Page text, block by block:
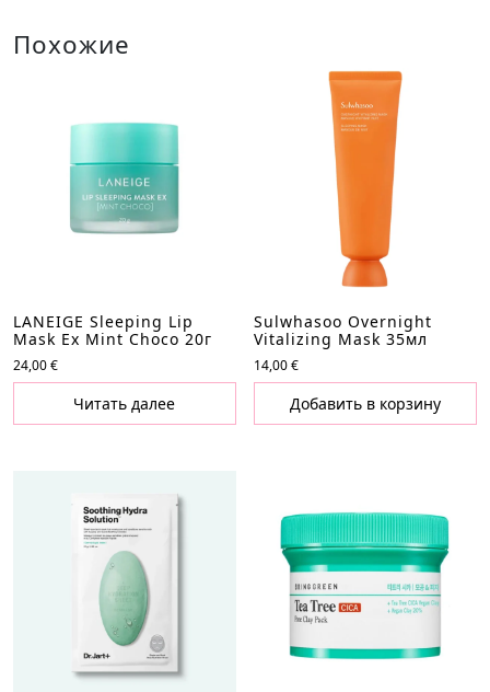
Похожие
LANEIGE Sleeping Lip
Mask Ex Mint Choco 20г
24,00€
Читать далее
Sulwhasoo Overnight
Vitalizing Mask 35мл
14,00€
Добавить в корзину